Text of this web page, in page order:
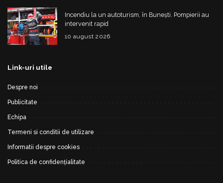
Incendiu la un autoturism, în Bunești. Pompierii au
intervenit rapid
10 august 2026
Link-uri utile
Despre noi
Publicitate
Echipa
Termeni si conditii de utilizare
Informatii despre cookies
Politica de confidențialitate